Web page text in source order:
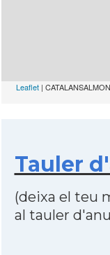
Leaflet |
Tauler
(deixa el teu
al tauler